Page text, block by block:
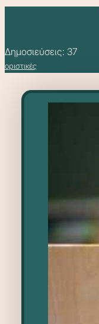
Δημοσιεύσεις: 37
οριστικές